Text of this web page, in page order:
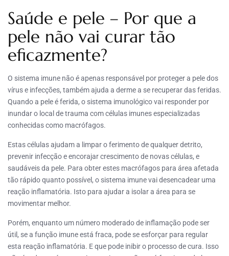
Saúde e pele – Por que a
pele não vai curar tão
eficazmente?
O sistema imune não é apenas responsável por proteger a pele dos
vírus e infecções, também ajuda a derme a se recuperar das feridas.
Quando a pele é ferida, o sistema imunológico vai responder por
inundar o local de trauma com células imunes especializadas
conhecidas como macrófagos.
Estas células ajudam a limpar o ferimento de qualquer detrito,
prevenir infecção e encorajar crescimento de novas células, e
saudáveis da pele. Para obter estes macrófagos para área afetada
tão rápido quanto possível, o sistema imune vai desencadear uma
reação inflamatória. Isto para ajudar a isolar a área para se
movimentar melhor.
Porém, enquanto um número moderado de inflamação pode ser
útil, se a função imune está fraca, pode se esforçar para regular
esta reação inflamatória. E que pode inibir o processo de cura. Isso